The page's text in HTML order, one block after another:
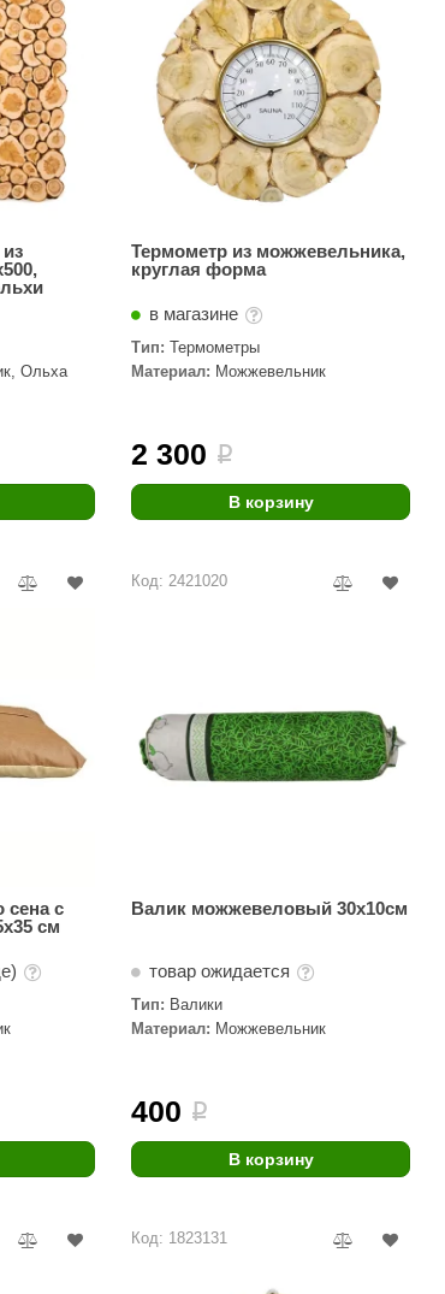
Ольха
Термометр из можжевельника,
круглая форма
в магазине
Тип: Термометры
Материал: Можжевельник
2 300 i
В корзину
сена с
см
Код: 2421020
Валик можжевеловый 30х10см
товар ожидается
Тип: Валики
Материал: Можжевельник
400 i
В корзину
Код: 1823131